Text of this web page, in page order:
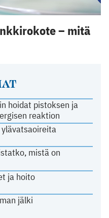
hoidat pistoksen ja
reaktion
mistä on
ja hoito
jälki
– mitä